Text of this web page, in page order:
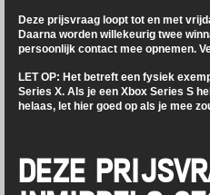
Deze prijsvraag loopt tot en met
Daarna worden willekeurig twee
persoonlijk contact mee opnemen.
LET OP: Het betreft een fysiek
Series X. Als je een Xbox Series S
helaas, let hier goed op als je mee
DEZE